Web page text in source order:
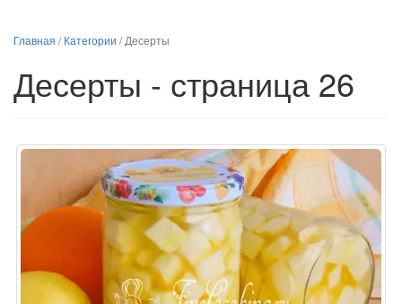
Главная /Категории /Десерты
Десерты - страница 26